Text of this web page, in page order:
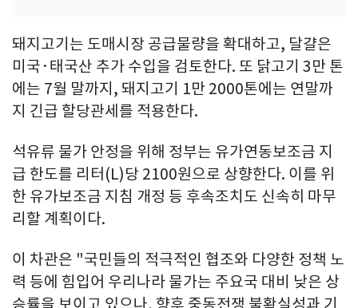
돼지고기는 도매시장 공급물량을 확대하고, 달걀은
미국·태국산 추가 수입을 검토한다. 또 닭고기 3만 톤
에는 7월 말까지, 돼지고기 1만 2000톤에는 연말까
지 긴급 할당관세를 적용한다.
석유류 물가 안정을 위해 정부는 유가연동보조금 지
급 한도를 리터(L)당 2100원으로 상향한다. 이를 위
한 유가보조금 지침 개정 등 후속조치도 신속히 마무
리할 계획이다.
이 차관은 "국민들의 적극적인 협조와 다양한 정책 노
력 등에 힘입어 우리나라 물가는 주요국 대비 낮은 상